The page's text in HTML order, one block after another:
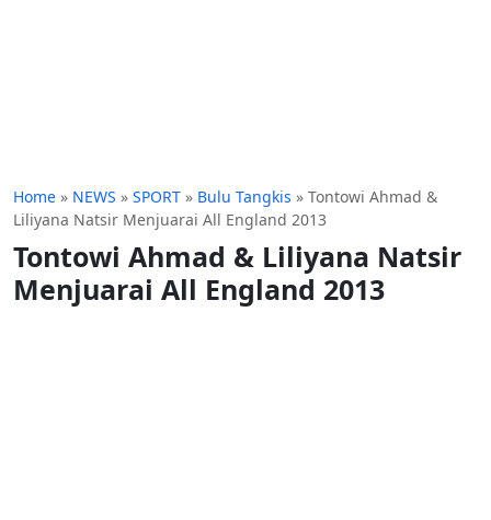
Home » NEWS » SPORT » Bulu Tangkis » Tontowi Ahmad &
Liliyana Natsir Menjuarai All England 2013
Tontowi Ahmad & Liliyana Natsir
Menjuarai All England 2013